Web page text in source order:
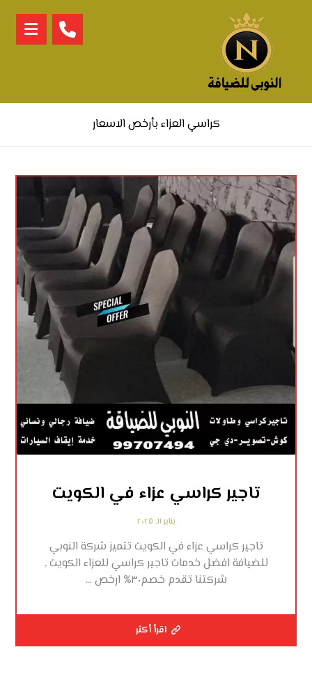
كراسي العزاء بأرخص الاسعار
تاجير كراسي عزاء في الكويت
يناير ١١, ٢٠٢٥
تاجير كراسي عزاء في الكويت تتميز شركة النوبي
للضيافة افضل خدمات تاجير كراسي للعزاء الكويت ,
شركتنا تقدم خصم٣٠% ارخص ...
اقرأ أكثر